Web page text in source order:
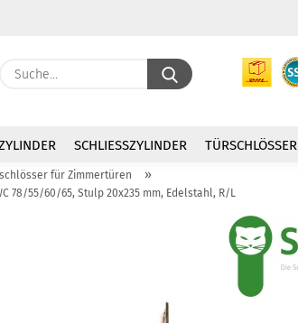
Suche...
SCHLIESSZYLINDER TÜRSCHLÖSSER
für Zimmertüren »
78/55/60/65, Stulp 20x235 mm, Edelstahl, R/L